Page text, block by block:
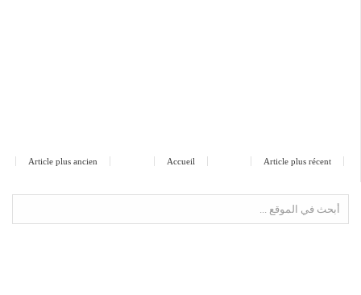
Article plus récent
Article plus ancien Accueil